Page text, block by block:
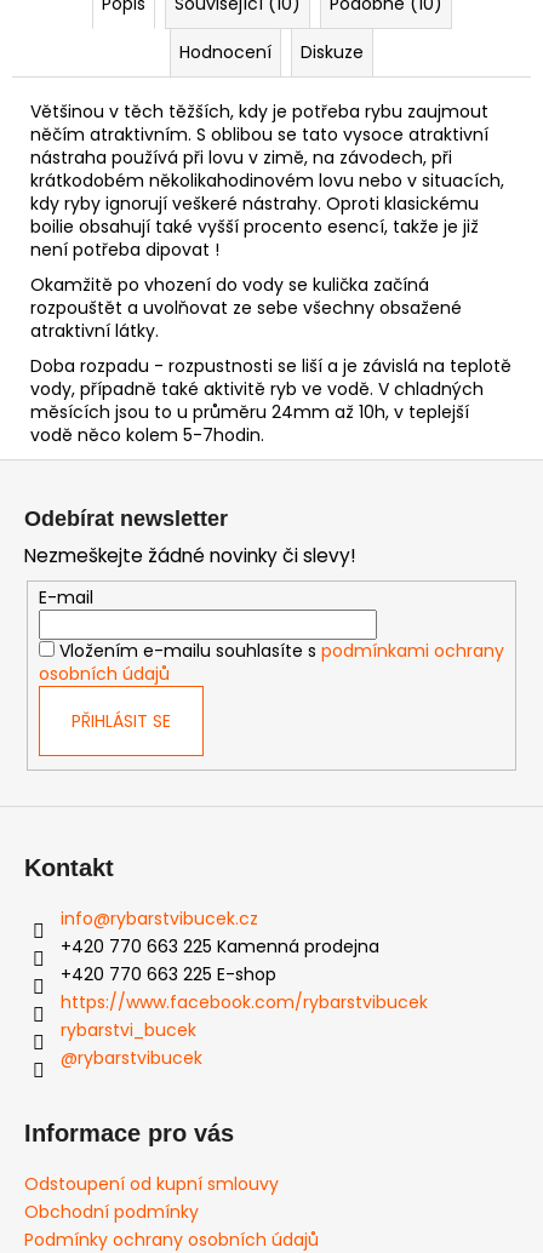
Hodnocení
Diskuze
Většinou v těch těžších, kdy je potřeba rybu zaujmout
něčím atraktivním. S oblibou se tato vysoce atraktivní
nástraha používá při lovu v zimě, na závodech, při
krátkodobém několikahodinovém lovu nebo v situacích,
kdy ryby ignorují veškeré nástrahy. Oproti klasickému
boilie obsahují také vyšší procento esencí, takže je již
není potřeba dipovat !
Okamžitě po vhození do vody se kulička začíná
rozpouštět a uvolňovat ze sebe všechny obsažené
atraktivní látky.
Doba rozpadu - rozpustnosti se liší a je závislá na teplotě
vody, případně také aktivitě ryb ve vodě. V chladných
měsících jsou to u průměru 24mm až 10h, v teplejší
vodě něco kolem 5-7hodin.
Odebírat newsletter
Nezmeškejte žádné novinky či slevy!
E-mail
Vložením e-mailu souhlasíte s podmínkami ochrany
osobních údajů
PŘIHLÁSIT SE
Kontakt
info@rybarstvibucek.cz
+420 770 663 225 Kamenná prodejna
+420 770 663 225 E-shop
https://www.facebook.com/rybarstvibucek
rybarstvi_bucek
@rybarstvibucek
Informace pro vás
Odstoupení od kupní smlouvy
Obchodní podmínky
Podmínky ochrany osobních údajů